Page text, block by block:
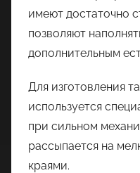
имеют достаточно
позволяют
дополнительным
Для изготовления
используется
при сильном
рассыпается на
краями.